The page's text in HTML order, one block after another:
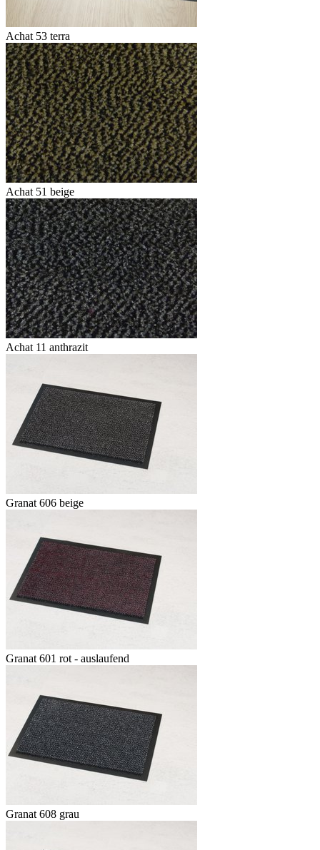
Achat 53 terra
Achat 51 beige
Achat 11 anthrazit
Granat 606 beige
Granat 601 rot - auslaufend
Granat 608 grau